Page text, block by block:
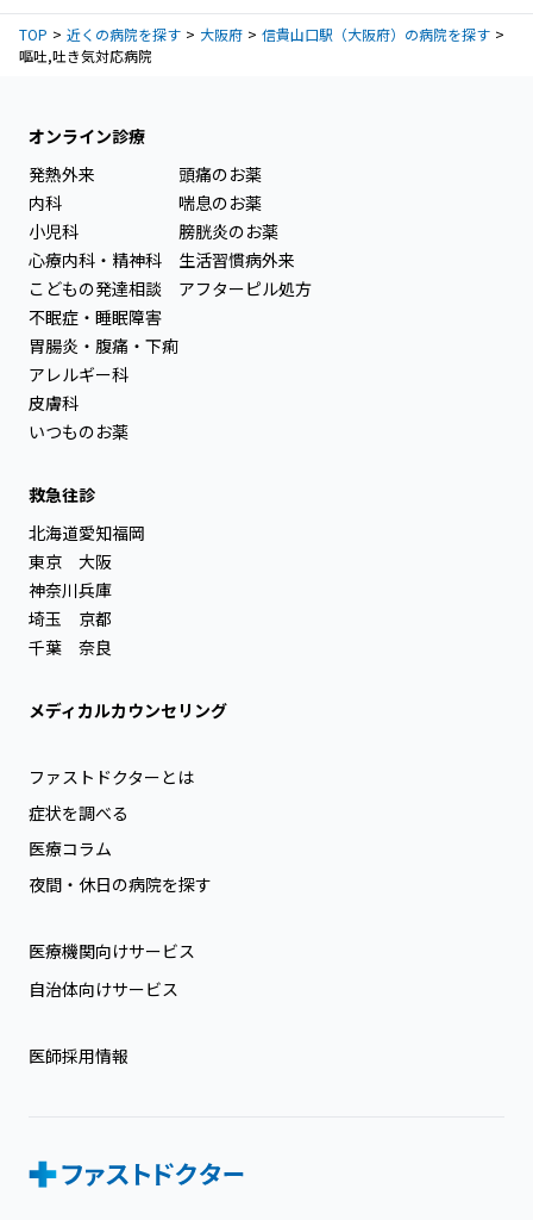
TOP 近くの病院を探す 大阪府
信貴山口駅（大阪府）の病院を探す
嘔吐,吐き気対応病院
オンライン診療
発熱外来
内科
小児科
心療内科・精神科
こどもの発達相談
不眠症・睡眠障害
胃腸炎・腹痛・下痢
アレルギー科
皮膚科
いつものお薬
頭痛のお薬
喘息のお薬
膀胱炎のお薬
生活習慣病外来
アフターピル処方
救急往診
北海道
東京
神奈川
埼玉
千葉
愛知
大阪
兵庫
京都
奈良
福岡
メディカルカウンセリング
ファストドクターとは
症状を調べる
医療コラム
夜間・休日の病院を探す
医療機関向けサービス
自治体向けサービス
医師採用情報